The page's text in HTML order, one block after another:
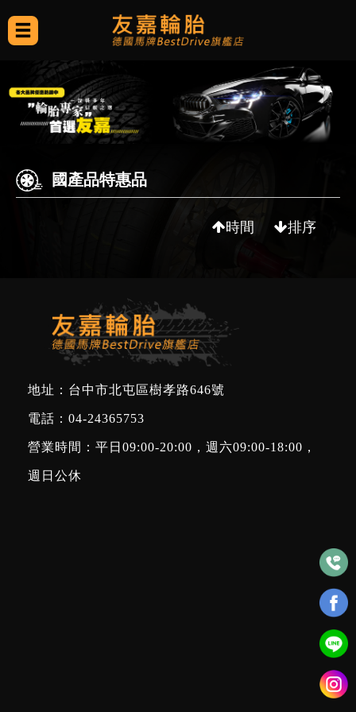
國產品特惠品
時間 排序
地址：台中市北屯區樹孝路646號
電話： 04-24365753
營業時間：平日09:00-20:00，週六09:00-18:00，
週日公休